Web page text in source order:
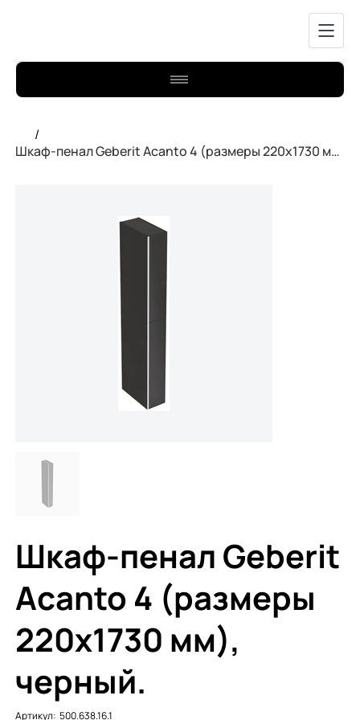
/
Шкаф-пенал Geberit Acanto 4 (размеры 220x1730 мм), черный.
Шкаф-пенал Geberit
Acanto 4 (размеры
220x1730 мм),
черный.
Артикул: Артикул:
500.638.16.1